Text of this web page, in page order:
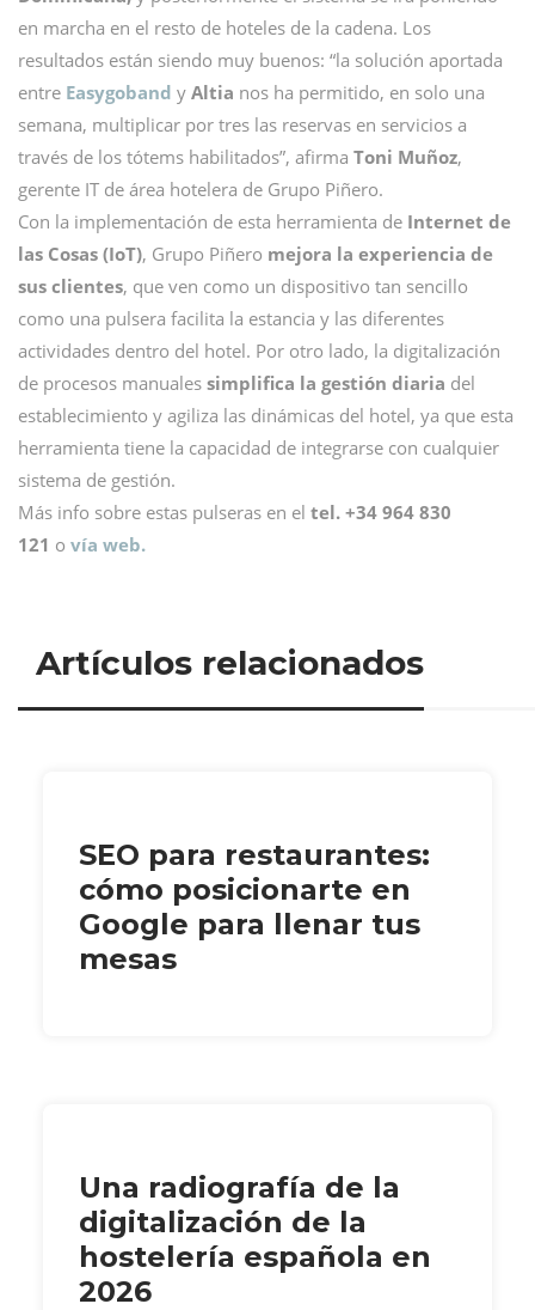
en marcha en el resto de hoteles de la cadena. Los
resultados están siendo muy buenos: “la solución aportada
entre Easygoband y Altia nos ha permitido, en solo una
semana, multiplicar por tres las reservas en servicios a
través de los tótems habilitados”, afirma Toni Muñoz,
gerente IT de área hotelera de Grupo Piñero.
Con la implementación de esta herramienta de Internet de
las Cosas (IoT), Grupo Piñero mejora la experiencia de
sus clientes, que ven como un dispositivo tan sencillo
como una pulsera facilita la estancia y las diferentes
actividades dentro del hotel. Por otro lado, la digitalización
de procesos manuales simplifica la gestión diaria del
establecimiento y agiliza las dinámicas del hotel, ya que esta
herramienta tiene la capacidad de integrarse con cualquier
sistema de gestión.
Más info sobre estas pulseras en el tel. +34 964 830
121 o vía web.
Artículos relacionados
SEO para restaurantes:
cómo posicionarte en
Google para llenar tus
mesas
Una radiografía de la
digitalización de la
hostelería española en
2026